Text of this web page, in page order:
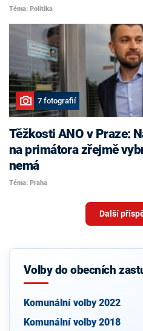
Téma: Politika
7 fotografií
Těžkosti ANO v Praze:
na primátora zřejmě
nemá
Téma: Praha
Další
Volby do obecních
Komunální volby 2022
Komunální volby 2018